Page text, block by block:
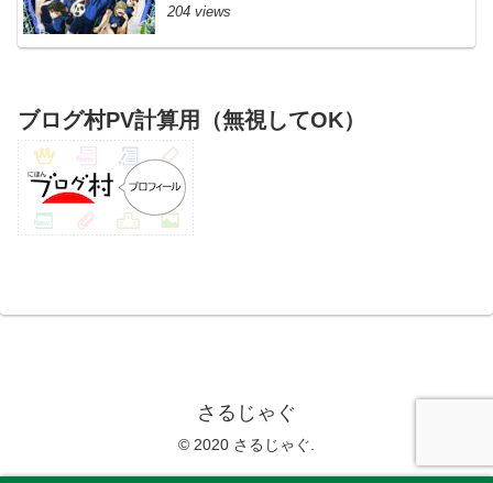
204 views
ブログ村PV計算用（無視してOK）
さるじゃぐ
© 2020 さるじゃぐ.